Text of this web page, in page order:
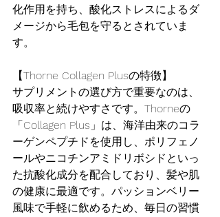
化作用を持ち、酸化ストレスによるダ
メージから毛包を守るとされていま
す。
【Thorne Collagen Plusの特徴】
サプリメントの選び方で重要なのは、
吸収率と続けやすさです。Thorneの
「Collagen Plus」は、海洋由来のコラ
ーゲンペプチドを使用し、ポリフェノ
ールやニコチンアミドリボシドといっ
た抗酸化成分を配合しており、髪や肌
の健康に最適です。パッションベリー
風味で手軽に飲めるため、毎日の習慣